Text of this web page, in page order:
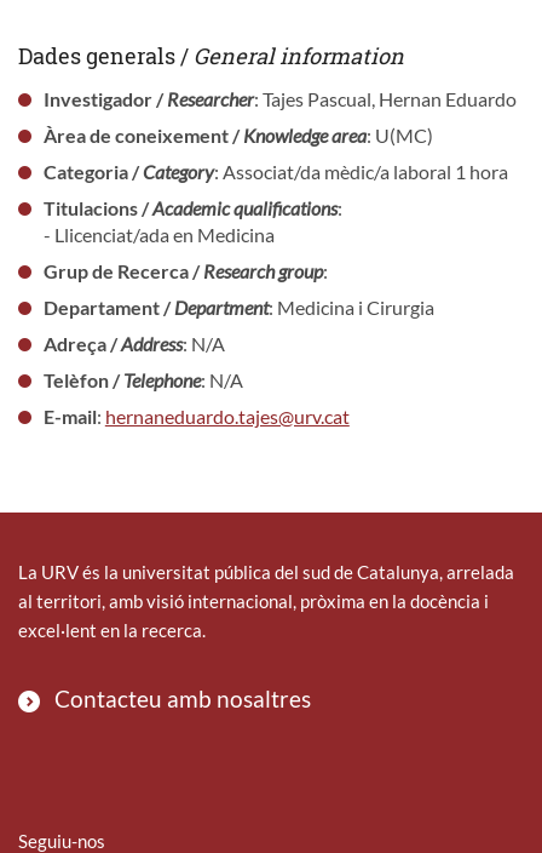
Dades generals / General information
Investigador /Researcher: Tajes Pascual, Hernan Eduardo
Àrea de coneixement /Knowledge area: U(MC)
Categoria /Category: Associat/da mèdic/a laboral 1 hora
Titulacions /Academic qualifications:
- Llicenciat/ada en Medicina
Grup de Recerca /Research group:
Departament /Department: Medicina i Cirurgia
Adreça /Address: N/A
Telèfon /Telephone: N/A
E-mail: hernaneduardo.tajes@urv.cat
La URV és la universitat pública del sud de Catalunya, arrelada
al territori, amb visió internacional, pròxima en la docència i
excel·lent en la recerca.
Contacteu amb nosaltres
Seguiu-nos